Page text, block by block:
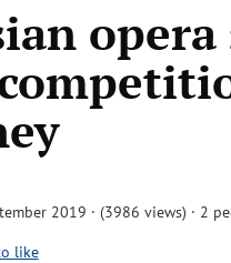
2019 · (3986 views) · 2
like